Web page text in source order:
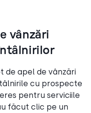
vânzări
de apel de vânzări
cu prospecte
pentru serviciile
făcut clic pe un